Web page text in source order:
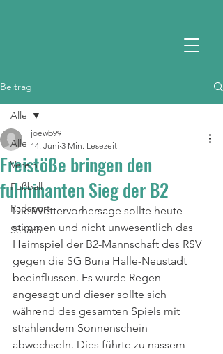
Kontaktieren Sie uns
Beitrag
Alle
Verein
Fußball
Radsport
Schach
Alle
Freistöße bringen den
fulminanten Sieg der B2
joewb99
14. Juni 3 Min. Lesezeit
Die Wettervorhersage sollte heute
stimmen und nicht unwesentlich das
Heimspiel der B2-Mannschaft des RSV
gegen die SG Buna Halle-Neustadt
beeinflussen. Es wurde Regen
angesagt und dieser sollte sich
während des gesamten Spiels mit
strahlendem Sonnenschein
abwechseln. Dies führte zu nassem